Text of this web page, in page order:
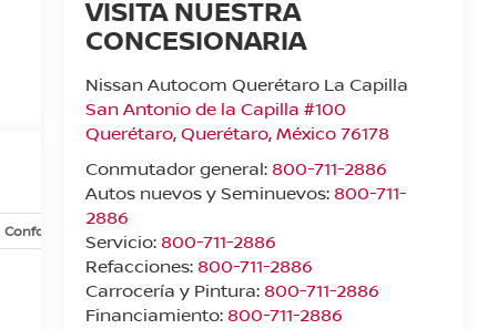
VISITA NUESTRA
CONCESIONARIA
Nissan Autocom Querétaro La Capilla
San Antonio de la Capilla #100
Querétaro,Querétaro, México76178
Conmutador general: 800-711-2886
Autos nuevos y Seminuevos: 800-711-
2886
Servicio: 800-711-2886
Refacciones: 800-711-2886
Carrocería y Pintura: 800-711-2886
Financiamiento: 800-711-2886
Confort y conveniencia